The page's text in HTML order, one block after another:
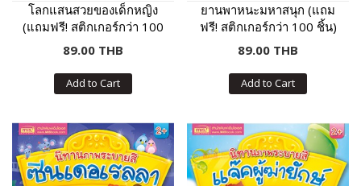
โลกแสนสวยของเด็กหญิง
(แถมฟรี! สติกเกอร์กว่า 100
ชิ้น)
89.00 THB
Add to Cart
ยานพาหนะมหาสนุก (แถม
ฟรี! สติกเกอร์กว่า 100 ชิ้น)
89.00 THB
Add to Cart